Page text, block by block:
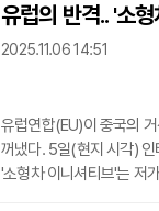
유럽의 반격.. '소
2025.11.06 14:51
유럽연합(EU)이 중국의
꺼냈다. 5일(현지 시각) 인
'소형차 이니셔티브'는 저